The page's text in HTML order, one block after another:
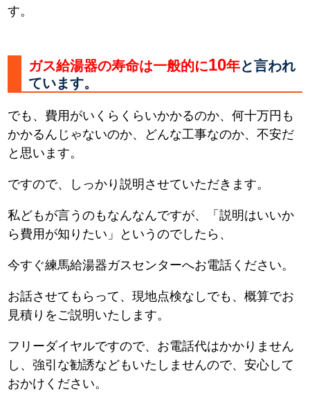
す。
ガス給湯器の寿命は一般的に10年と言われ
ています。
でも、費用がいくらくらいかかるのか、何十万円も
かかるんじゃないのか、どんな工事なのか、不安だ
と思います。
ですので、しっかり説明させていただきます。
私どもが言うのもなんなんですが、「説明はいいか
ら費用が知りたい」というのでしたら、
今すぐ練馬給湯器ガスセンターへお電話ください。
お話させてもらって、現地点検なしでも、概算でお
見積りをご説明いたします。
フリーダイヤルですので、お電話代はかかりません
し、強引な勧誘などもいたしませんので、安心して
おかけください。